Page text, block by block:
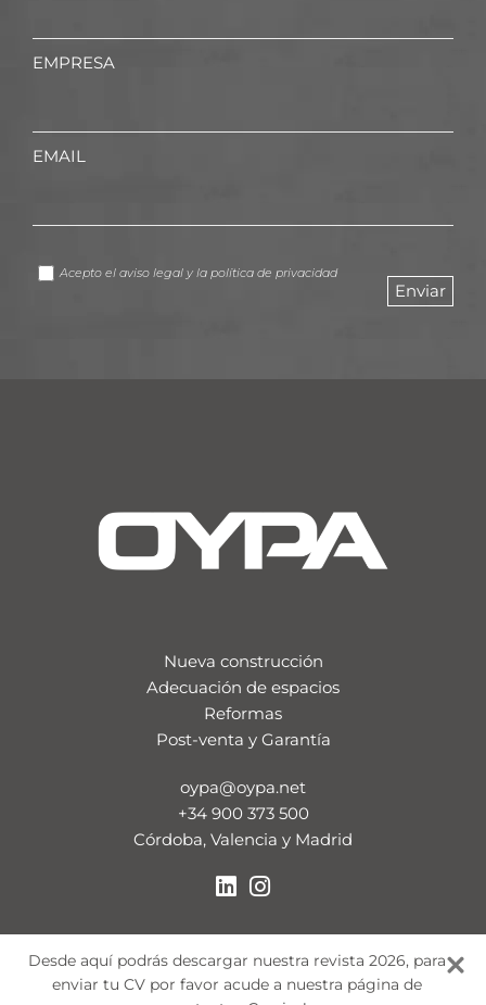
EMPRESA
EMAIL
Acepto el aviso legal y la política de privacidad
Nueva construcción
Adecuación de espacios
Reformas
Post-venta y Garantía
oypa@oypa.net
+34 900 373 500
Córdoba, Valencia y Madrid
Desde aquí podrás descargar nuestra revista 2026, para
enviar tu CV por favor acude a nuestra página de